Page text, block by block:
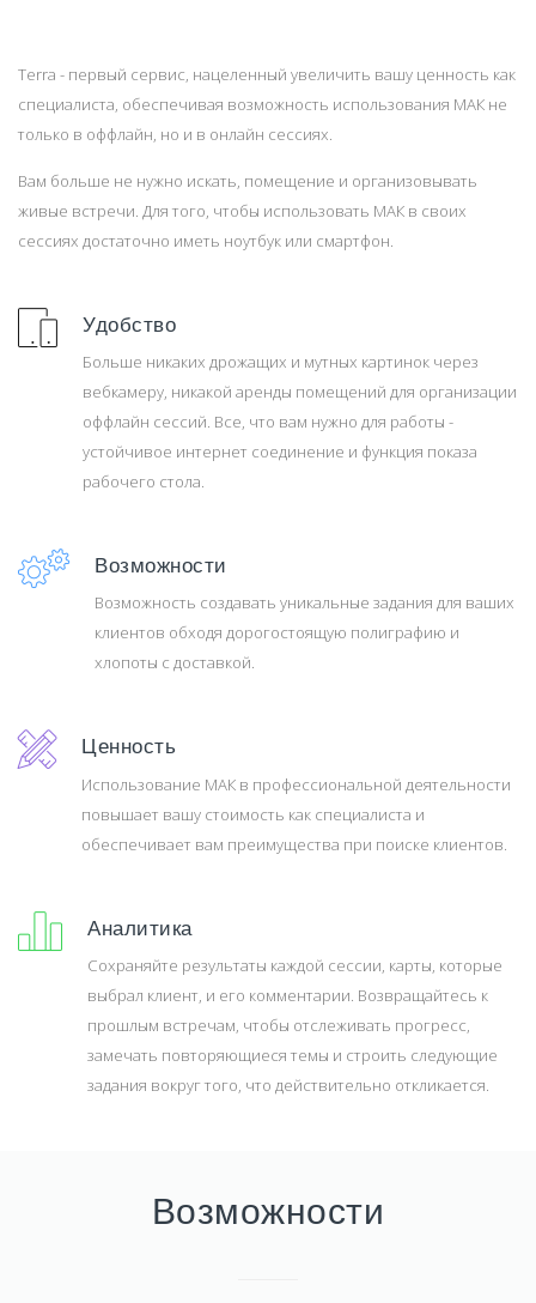
Terra - первый сервис, нацеленный увеличить вашу ценность как
специалиста, обеспечивая возможность использования МАК не
только в оффлайн, но и в онлайн сессиях.
Вам больше не нужно искать, помещение и организовывать
живые встречи. Для того, чтобы использовать МАК в своих
сессиях достаточно иметь ноутбук или смартфон.
Удобство
Больше никаких дрожащих и мутных картинок через
вебкамеру, никакой аренды помещений для организации
оффлайн сессий. Все, что вам нужно для работы -
устойчивое интернет соединение и функция показа
рабочего стола.
Возможности
Возможность создавать уникальные задания для ваших
клиентов обходя дорогостоящую полиграфию и
хлопоты с доставкой.
Ценность
Использование МАК в профессиональной деятельности
повышает вашу стоимость как специалиста и
обеспечивает вам преимущества при поиске клиентов.
Аналитика
Сохраняйте результаты каждой сессии, карты, которые
выбрал клиент, и его комментарии. Возвращайтесь к
прошлым встречам, чтобы отслеживать прогресс,
замечать повторяющиеся темы и строить следующие
задания вокруг того, что действительно откликается.
Возможности